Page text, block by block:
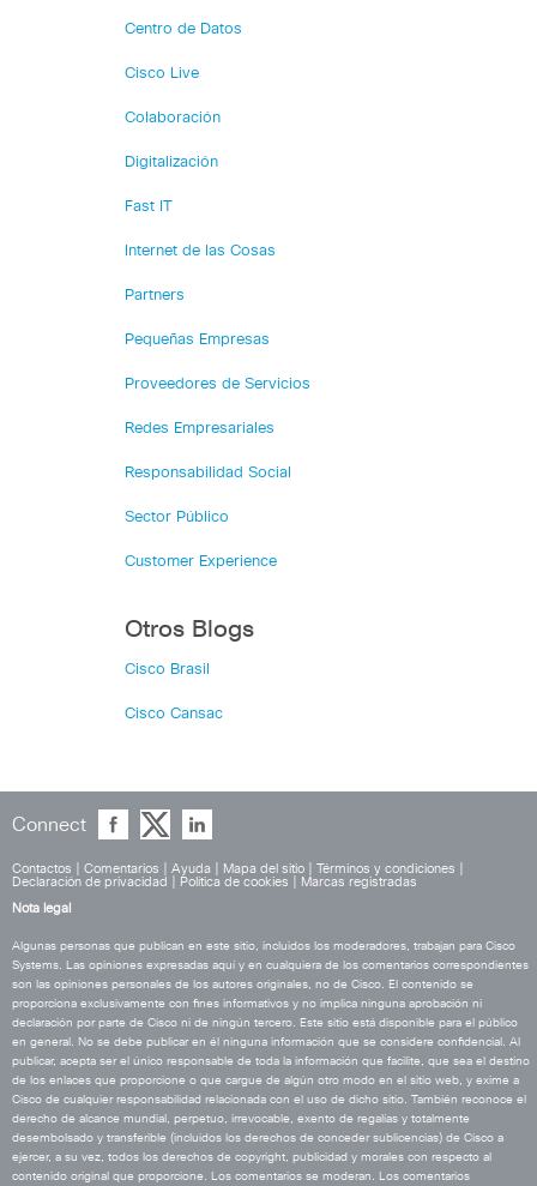
Centro de Datos
Cisco Live
Colaboración
Digitalización
Fast IT
Internet de las Cosas
Partners
Pequeñas Empresas
Proveedores de Servicios
Redes Empresariales
Responsabilidad Social
Sector Público
Customer Experience
Otros Blogs
Cisco Brasil
Cisco Cansac
Connect
Contactos Comentarios Ayuda Mapa del sitio Términos y condiciones
Declaración de privacidad
Política de cookies
Marcas registradas
Nota legal
Algunas personas que publican en este sitio, incluidos los moderadores, trabajan para Cisco
Systems. Las opiniones expresadas aquí y en cualquiera de los comentarios correspondientes
son las opiniones personales de los autores originales, no de Cisco. El contenido se
proporciona exclusivamente con fines informativos y no implica ninguna aprobación ni
declaración por parte de Cisco ni de ningún tercero. Este sitio está disponible para el público
en general. No se debe publicar en él ninguna información que se considere confidencial. Al
publicar, acepta ser el único responsable de toda la información que facilite, que sea el destino
de los enlaces que proporcione o que cargue de algún otro modo en el sitio web, y exime a
Cisco de cualquier responsabilidad relacionada con el uso de dicho sitio. También reconoce el
derecho de alcance mundial, perpetuo, irrevocable, exento de regalías y totalmente
desembolsado y transferible (incluidos los derechos de conceder sublicencias) de Cisco a
ejercer, a su vez, todos los derechos de copyright, publicidad y morales con respecto al
contenido original que proporcione. Los comentarios se moderan. Los comentarios